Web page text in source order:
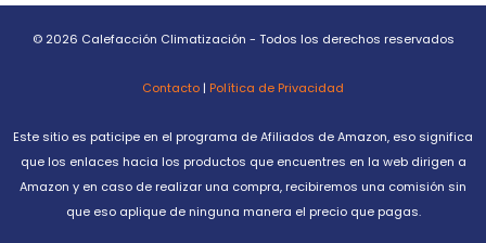
© 2026 Calefacción Climatización - Todos los derechos reservados
Contacto | Política de Privacidad
Este sitio es paticipe en el programa de Afiliados de Amazon, eso significa
que los enlaces hacia los productos que encuentres en la web dirigen a
Amazon y en caso de realizar una compra, recibiremos una comisión sin
que eso aplique de ninguna manera el precio que pagas.